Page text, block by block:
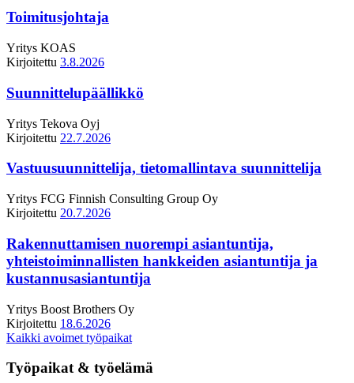
Toimitusjohtaja
Yritys KOAS
Kirjoitettu 3.8.2026
Suunnittelupäällikkö
Yritys Tekova Oyj
Kirjoitettu 22.7.2026
Vastuusuunnittelija, tietomallintava suunnittelija
Yritys FCG Finnish Consulting Group Oy
Kirjoitettu 20.7.2026
Rakennuttamisen nuorempi asiantuntija,
yhteistoiminnallisten hankkeiden asiantuntija ja
kustannusasiantuntija
Yritys Boost Brothers Oy
Kirjoitettu 18.6.2026
Kaikki avoimet työpaikat
Työpaikat & työelämä